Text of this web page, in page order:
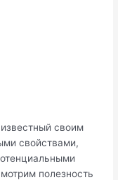
своим
свойствами,
полезность